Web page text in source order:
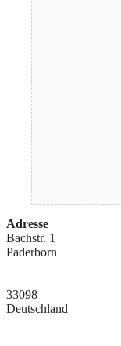
Adresse
Bachstr. 1
Paderborn
33098
Deutschland